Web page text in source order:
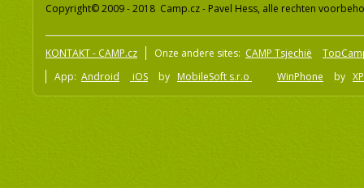
Copyright© 2009 - 2018 Camp.cz - Pavel Hess, alle rechten
KONTAKT - CAMP.cz Onze andere sites: CAMP Tsjechië
App: Android iOS by MobileSoft s.r.o WinPhone by